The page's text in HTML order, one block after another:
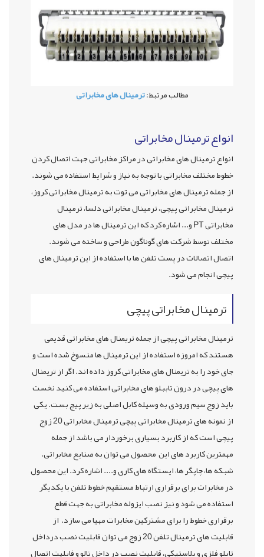
مطالب مرتبط:ترمینال های مخابراتی
انواع ترمینال مخابراتی
انواع ترمینال های مخابراتی در مراکز مخابراتی جهت اتصال کردن
خطوط مختلف مخابراتی با توجه به نیاز و شرایط استفاده می شوند.
از جمله ترمینال های مخابراتی می توت به ترمینال مخابراتی کروز،
ترمینال مخابراتی پیچی، ترمینال مخابراتی دلسا، ترمینال
مخابراتی PT و... اشاره کرد که این ترمینال ها در مدل های
مختلف توسط شرکت های گوناگون طراحی و ساخته می شوند.
اتصال اتصالات در پست تلفن ها با استفاده از این ترمینال های
پیچی انجام می شود.
ترمینال مخابراتی پیچی
ترمینال مخابراتی پیچی از جمله تریمنال های مخابراتی قدیمی
هستند که امروزه استفاده از این ترمینال ها منسوخ شده است و
جای خود را به تریمنال های مخابراتی کروز داده اند. اگر از تریمنال
های پیچی در درون تاببلو های مخابراتی استفاده می کنید نخست
باید زوج سیم ورودی به وسیله کابل اصلی به زیر پیچ بست. یکی
از نمونه های ترمینال مخابراتی پیچی ترمینال مخابراتی 20 زوج
پیچی است که از کاربرد بسیاری برخوردار می باشد از جمله
مهمترین کاربرد های این محصول می توان به صنایع مخابراتی،
شبکه ها، چاپگر ها، ایستگاه های کاری و.... اشاره کرد. این محصول
در مخابرات برای برقراری ارتباط مستقیم خطوط تلفن با یکدیگر
استفاده می شود و نیز نصب ایزوله مخابراتی به جهت قطع
برقراری خطوط را برای مشترکین مخابرات مهیا می سازد. از
قابلیت های ترمینال تلفن 20 زوج می توان قابلیت نصب درداخل
تابلو فلزی و پلاستیکی، قابلیت نصب در داخل تالو و فابلیت اتصال